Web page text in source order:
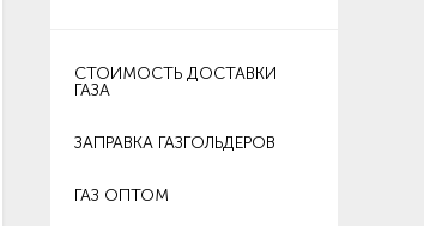
СТОИМОСТЬ ДОСТАВКИ
ГАЗА
ЗАПРАВКА ГАЗГОЛЬДЕРОВ
ГАЗ ОПТОМ